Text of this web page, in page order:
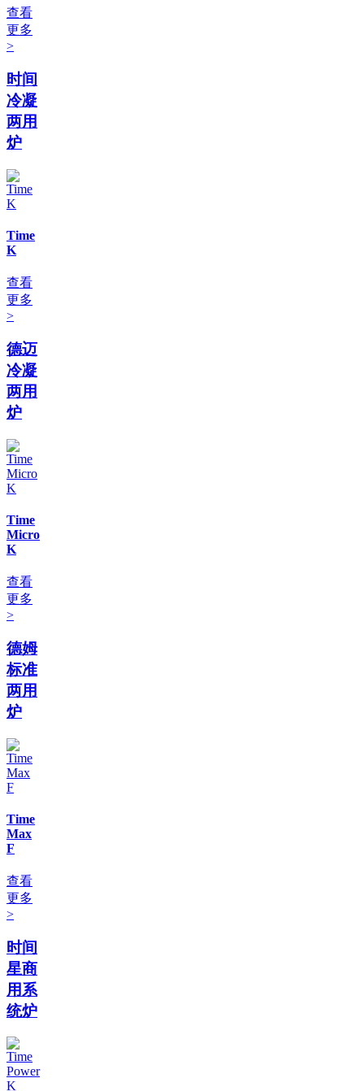
查看
更多
>
时间
冷凝
两用
炉
Time
K
查看
更多
>
德迈
冷凝
两用
炉
Time
Micro
K
查看
更多
>
德姆
标准
两用
炉
Time
Max
F
查看
更多
>
时间
星商
用系
统炉